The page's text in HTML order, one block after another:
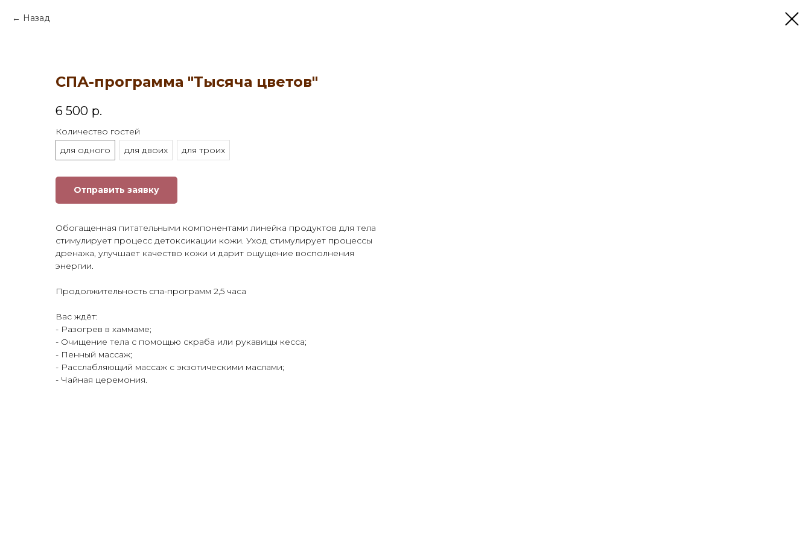
Назад
СПА-программа "Тысяча цветов"
6 500 р.
Количество гостей
для одного
для двоих для троих
Отправить заявку
Обогащенная питательными компонентами линейка продуктов для тела
стимулирует процесс детоксикации кожи. Уход стимулирует процессы
дренажа, улучшает качество кожи и дарит ощущение восполнения
энергии.
Продолжительность спа-программ 2,5 часа
Вас ждёт:
- Разогрев в хаммаме;
- Очищение тела с помощью скраба или рукавицы кесса;
- Пенный массаж;
- Расслабляющий массаж с экзотическими маслами;
- Чайная церемония.